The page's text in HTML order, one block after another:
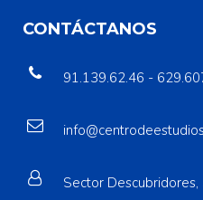
CONTÁCTANOS
91.139.62.46 -
Sector